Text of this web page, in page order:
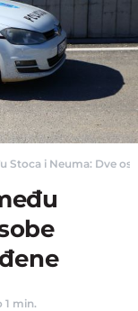
Stoca i Neuma: Dve
1 min.